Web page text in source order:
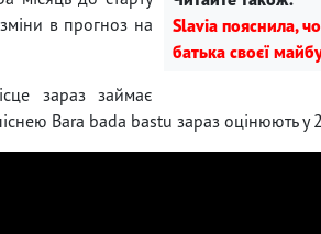
Slavia пояснила,
батька своєї
в прогноз на
зараз займає
Bara bada bastu зараз оцінюють у